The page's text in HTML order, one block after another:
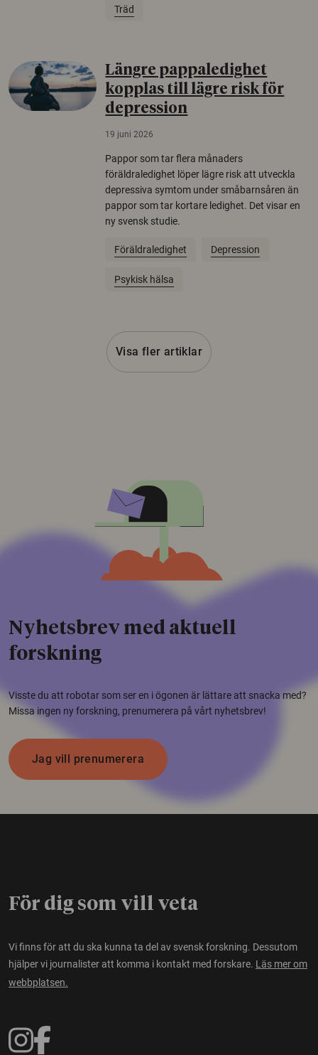
Träd
Längre pappaledighet
kopplas till lägre risk för
depression
19 juni 2026
Pappor som tar flera månaders
föräldraledighet löper lägre risk att utveckla
depressiva symtom under småbarnsåren än
pappor som tar kortare ledighet. Det visar en
ny svensk studie.
Föräldraledighet Depression
Psykisk hälsa
Visa fler artiklar
Nyhetsbrev med aktuell
forskning
Visste du att robotar som ser en i ögonen är lättare att snacka med?
Missa ingen ny forskning, prenumerera på vårt nyhetsbrev!
Jag vill prenumerera
För dig som vill veta
Vi finns för att du ska kunna ta del av svensk forskning. Dessutom
hjälper vi journalister att komma i kontakt med forskare. Läs mer om
webbplatsen.